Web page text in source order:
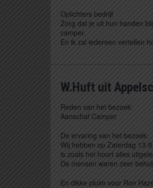
Oplichters bedrijf
Zorg dat je uit hun handen
camper.
En ik zal iedereen vertellen
W.Huft uit
Reden van het bezoek:
Aanschaf Camper
De ervaring van het bezoek:
Wij hebben op Zaterdag 13-
is zoals het hoort alles
De mensen waren zeer
En dikke pluim voor Ron